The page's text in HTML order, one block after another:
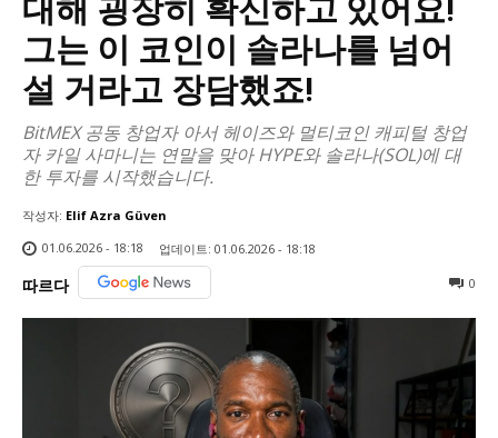
대해 굉장히 확신하고 있어요!
그는 이 코인이 솔라나를 넘어
설 거라고 장담했죠!
BitMEX 공동 창업자 아서 헤이즈와 멀티코인 캐피털 창업
자 카일 사마니는 연말을 맞아 HYPE와 솔라나(SOL)에 대
한 투자를 시작했습니다.
작성자: Elif Azra Güven
01.06.2026 - 18:18
업데이트: 01.06.2026 - 18:18
따르다 0